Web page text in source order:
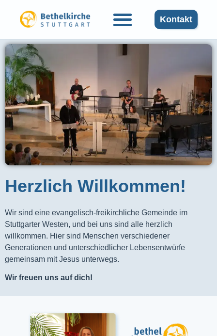
Kontakt
Herzlich Willkommen!
Wir sind eine evangelisch-freikirchliche Gemeinde im
Stuttgarter Westen, und bei uns sind alle herzlich
willkommen. Hier sind Menschen verschiedener
Generationen und unterschiedlicher Lebensentwürfe
gemeinsam mit Jesus unterwegs.
Wir freuen uns auf dich!